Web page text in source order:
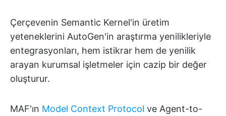
Çerçevenin Semantic Kernel'in üretim
yeteneklerini AutoGen'in araştırma yenilikleriyle
entegrasyonları, hem istikrar hem de yenilik
arayan kurumsal işletmeler için cazip bir değer
oluşturur.
MAF'ın Model Context Protocol ve Agent-to-